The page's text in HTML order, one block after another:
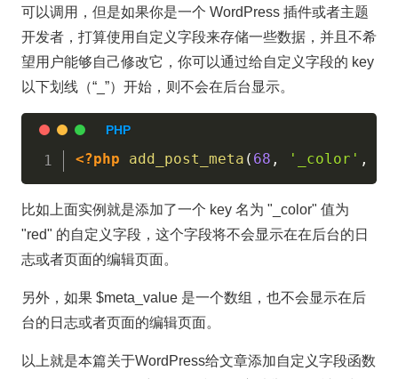
可以调用，但是如果你是一个 WordPress 插件或者主题
开发者，打算使用自定义字段来存储一些数据，并且不希
望用户能够自己修改它，你可以通过给自定义字段的 key
以下划线（“_”）开始，则不会在后台显示。
<?php add_post_meta ( 68 , '_color' ,
比如上面实例就是添加了一个 key 名为 "_color" 值为
"red" 的自定义字段，这个字段将不会显示在在后台的日
志或者页面的编辑页面。
另外，如果 $meta_value 是一个数组，也不会显示在后
台的日志或者页面的编辑页面。
以上就是本篇关于WordPress给文章添加自定义字段函数